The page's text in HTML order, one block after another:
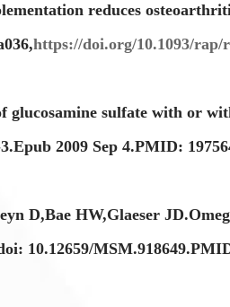
reduces
https://doi.org/10.1093/rap/
sulfate with or
2009 Sep 4.PMID:
D,Bae HW,Glaeser
10.12659/